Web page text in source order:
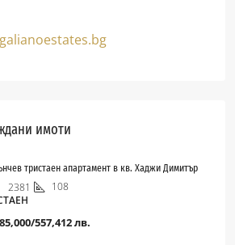
имоти
тристаен апартамент в кв. Хаджи Димитър
2381
108
557,412 лв.